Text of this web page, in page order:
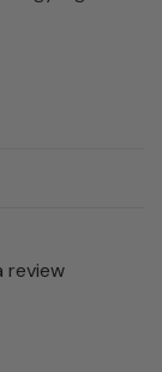
review